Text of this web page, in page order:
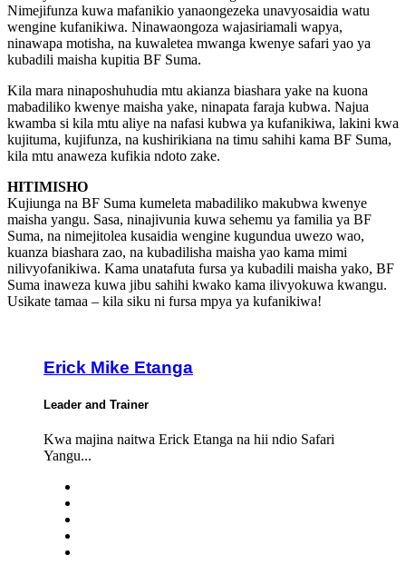
Nimejifunza kuwa mafanikio yanaongezeka unavyosaidia watu
wengine kufanikiwa. Ninawaongoza wajasiriamali wapya,
ninawapa motisha, na kuwaletea mwanga kwenye safari yao ya
kubadili maisha kupitia BF Suma.
Kila mara ninaposhuhudia mtu akianza biashara yake na kuona
mabadiliko kwenye maisha yake, ninapata faraja kubwa. Najua
kwamba si kila mtu aliye na nafasi kubwa ya kufanikiwa, lakini kwa
kujituma, kujifunza, na kushirikiana na timu sahihi kama BF Suma,
kila mtu anaweza kufikia ndoto zake.
HITIMISHO
Kujiunga na BF Suma kumeleta mabadiliko makubwa kwenye
maisha yangu. Sasa, ninajivunia kuwa sehemu ya familia ya BF
Suma, na nimejitolea kusaidia wengine kugundua uwezo wao,
kuanza biashara zao, na kubadilisha maisha yao kama mimi
nilivyofanikiwa. Kama unatafuta fursa ya kubadili maisha yako, BF
Suma inaweza kuwa jibu sahihi kwako kama ilivyokuwa kwangu.
Usikate tamaa – kila siku ni fursa mpya ya kufanikiwa!
Erick Mike Etanga
Leader and Trainer
Kwa majina naitwa Erick Etanga na hii ndio Safari
Yangu...